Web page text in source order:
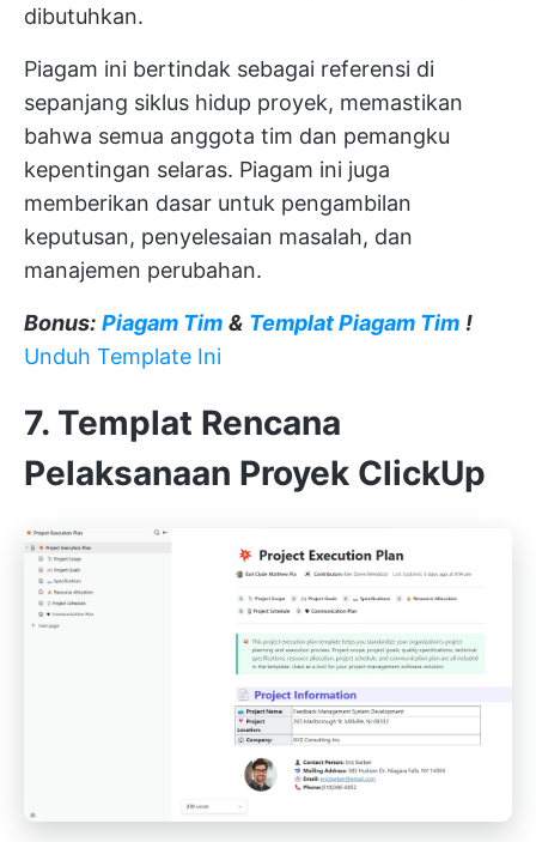
dibutuhkan.
Piagam ini bertindak sebagai referensi di
sepanjang siklus hidup proyek, memastikan
bahwa semua anggota tim dan pemangku
kepentingan selaras. Piagam ini juga
memberikan dasar untuk pengambilan
keputusan, penyelesaian masalah, dan
manajemen perubahan.
Bonus: Piagam Tim & Templat Piagam Tim !
Unduh Template Ini
7. Templat Rencana
Pelaksanaan Proyek ClickUp